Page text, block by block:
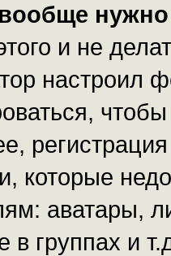
нужно
и не
настроил
которые
аватары,
в группах и